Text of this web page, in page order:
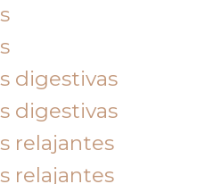
digestivas
digestivas
relajantes
relajantes